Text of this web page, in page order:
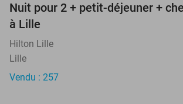
Nuit pour 2 + petit-déjeuner +
à Lille
Hilton Lille
Lille
Vendu : 257